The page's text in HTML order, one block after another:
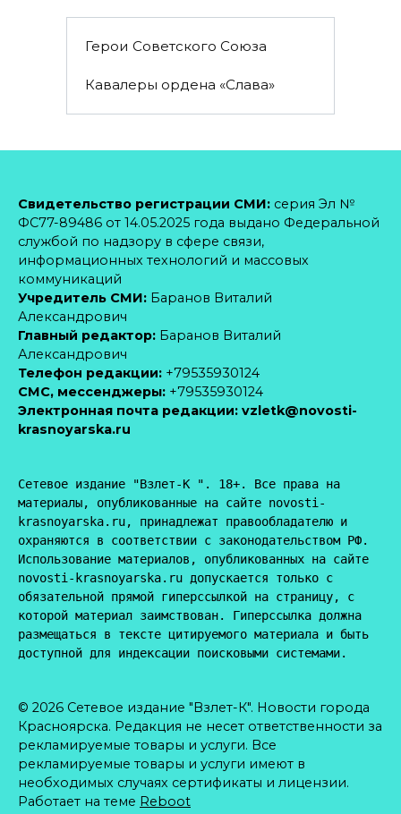
Герои Советского Союза
Кавалеры ордена «Слава»
Свидетельство регистрации СМИ: серия Эл №
ФС77-89486 от 14.05.2025 года выдано Федеральной
службой по надзору в сфере связи,
информационных технологий и массовых
коммуникаций
Учредитель СМИ: Баранов Виталий
Александрович
Главный редактор: Баранов Виталий
Александрович
Телефон редакции: +79535930124
CМС, мессенджеры: +79535930124
Электронная почта редакции: vzletk@novosti-
krasnoyarska.ru
Сетевое издание "Взлет-К ". 18+. Все права на
материалы, опубликованные на сайте novosti-
krasnoyarska.ru, принадлежат правообладателю и
охраняются в соответствии с законодательством РФ.
Использование материалов, опубликованных на сайте
novosti-krasnoyarska.ru допускается только с
обязательной прямой гиперссылкой на страницу, с
которой материал заимствован. Гиперссылка должна
размещаться в тексте цитируемого материала и быть
доступной для индексации поисковыми системами.
© 2026 Сетевое издание "Взлет-К". Новости города
Красноярска. Редакция не несет ответственности за
рекламируемые товары и услуги. Все
рекламируемые товары и услуги имеют в
необходимых случаях сертификаты и лицензии.
Работает на теме Reboot